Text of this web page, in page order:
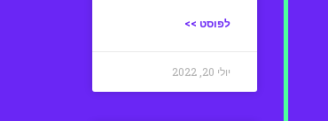
לפוסט >>
יולי 20, 2022